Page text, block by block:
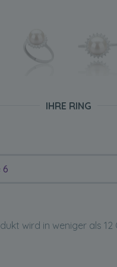
IHRE RING
6
wird in weniger als